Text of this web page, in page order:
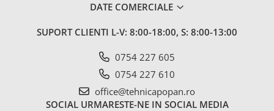
DATE COMERCIALE
SUPORT CLIENTI L-V: 8:00-18:00, S: 8:00-13:00
0754 227 605
0754 227 610
office@tehnicapopan.ro
SOCIAL URMARESTE-NE IN SOCIAL MEDIA